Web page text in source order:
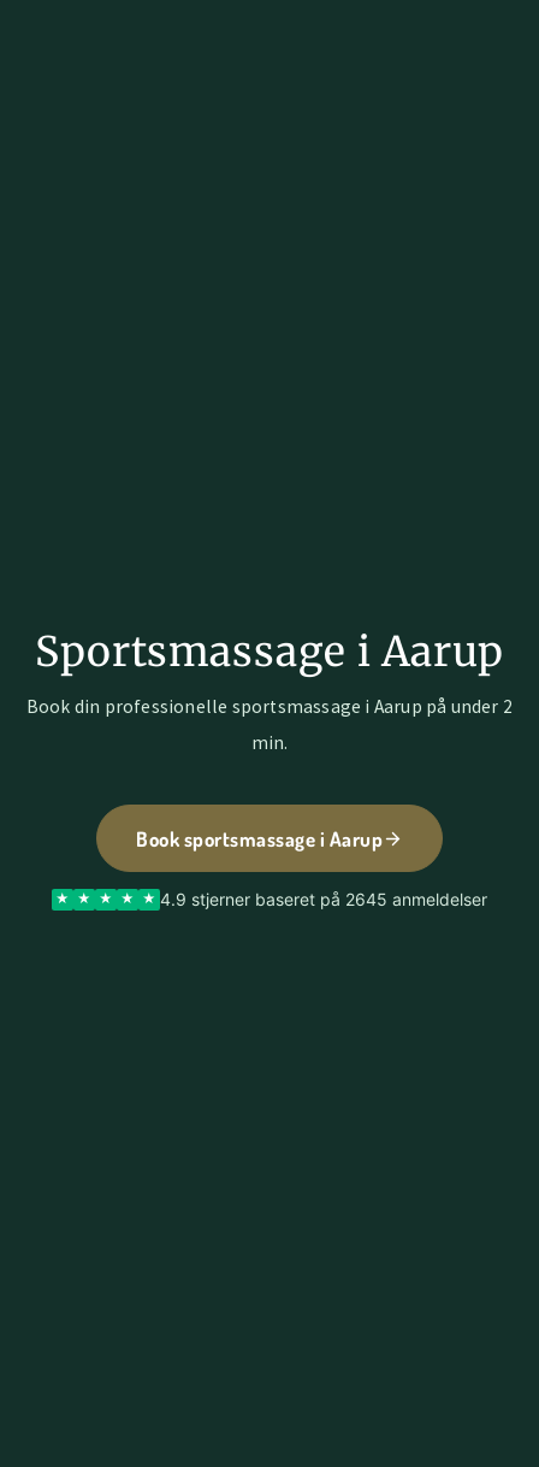
Sportsmassage i Aarup
Book din professionelle sportsmassage i Aarup på under 2
min.
Book sportsmassage i Aarup
4.9 stjerner baseret på 2645 anmeldelser